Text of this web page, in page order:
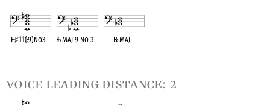
E♯11(♭9)no3 E♭Maj 9 no 3 B♭Maj
voice leading distance: 2